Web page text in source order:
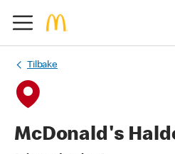
Tilbake
McDonald's